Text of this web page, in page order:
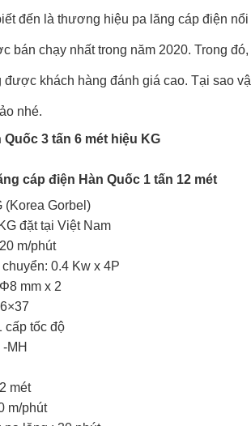
đến là thương hiệu pa lăng cáp điện
bán chạy nhất trong năm 2020. Trong
khách hàng đánh giá cao. Tại sao
nhé.
cáp điện Hàn Quốc 1 tấn 12 mét
(Korea Gorbel)
đặt tại Việt Nam
m/phút
0.4 Kw x 4P
mm x 2
cấp tốc độ
MH
mét
m/phút